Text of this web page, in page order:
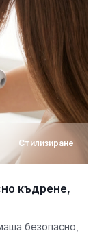
Стилизиране
къдрене,
безопасно,